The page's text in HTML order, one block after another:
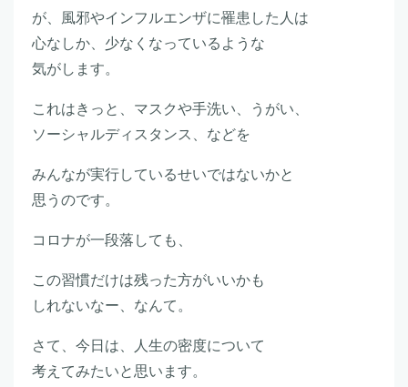
が、風邪やインフルエンザに罹患した人は
心なしか、少なくなっているような
気がします。
これはきっと、マスクや手洗い、うがい、
ソーシャルディスタンス、などを
みんなが実行しているせいではないかと
思うのです。
コロナが一段落しても、
この習慣だけは残った方がいいかも
しれないなー、なんて。
さて、今日は、人生の密度について
考えてみたいと思います。